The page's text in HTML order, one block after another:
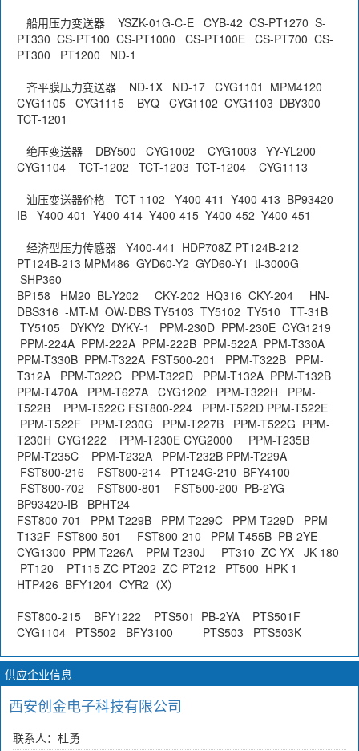
船用压力变送器 YSZK-01G-C-E CYB-42 CS-PT1270 S-
PT330 CS-PT100 CS-PT1000 CS-PT100E CS-PT700 CS-
PT300 PT1200 ND-1
齐平膜压力变送器 ND-1X ND-17 CYG1101 MPM4120
CYG1105 CYG1115 BYQ CYG1102 CYG1103 DBY300
TCT-1201
绝压变送器 DBY500 CYG1002 CYG1003 YY-YL200
CYG1104 TCT-1202 TCT-1203 TCT-1204 CYG1113
油压变送器价格 TCT-1102 Y400-411 Y400-413 BP93420-
IB Y400-401 Y400-414 Y400-415 Y400-452 Y400-451
经济型压力传感器 Y400-441 HDP708Z PT124B-212
PT124B-213 MPM486 GYD60-Y2 GYD60-Y1 tl-3000G
SHP360
BP158 HM20 BL-Y202 CKY-202 HQ316 CKY-204 HN-
DBS316 -MT-M OW-DBS TY5103 TY5102 TY510 TT-31B
TY5105 DYKY2 DYKY-1 PPM-230D PPM-230E CYG1219
PPM-224A PPM-222A PPM-222B PPM-522A PPM-T330A
PPM-T330B PPM-T322A FST500-201 PPM-T322B PPM-
T312A PPM-T322C PPM-T322D PPM-T132A PPM-T132B
PPM-T470A PPM-T627A CYG1202 PPM-T322H PPM-
T522B PPM-T522C FST800-224 PPM-T522D PPM-T522E
PPM-T522F PPM-T230G PPM-T227B PPM-T522G PPM-
T230H CYG1222 PPM-T230E CYG2000 PPM-T235B
PPM-T235C PPM-T232A PPM-T232B PPM-T229A
FST800-216 FST800-214 PT124G-210 BFY4100
FST800-702 FST800-801 FST500-200 PB-2YG
BP93420-IB BPHT24
FST800-701 PPM-T229B PPM-T229C PPM-T229D PPM-
T132F FST800-501 FST800-210 PPM-T455B PB-2YE
CYG1300 PPM-T226A PPM-T230J PT310 ZC-YX JK-180
PT120 PT115 ZC-PT202 ZC-PT212 PT500 HPK-1
HTP426 BFY1204 CYR2（X）
FST800-215 BFY1222 PTS501 PB-2YA PTS501F
CYG1104 PTS502 BFY3100
PTS503 PTS503K
供应企业信息
西安创金电子科技有限公司
联系人：杜勇